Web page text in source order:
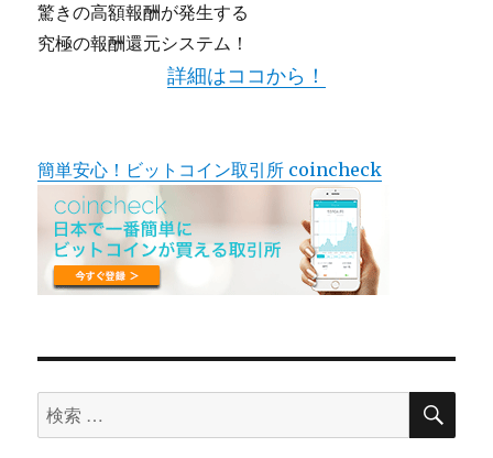
驚きの高額報酬が発生する
究極の報酬還元システム！
詳細はココから！
簡単安心！ビットコイン取引所 coincheck
検
索
検